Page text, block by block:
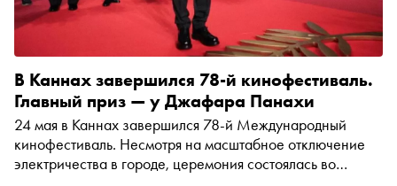
В Каннах завершился 78-й кинофестиваль.
Главный приз — у Джафара Панахи
24 мая в Каннах завершился 78-й Международный
кинофестиваль. Несмотря на масштабное отключение
электричества в городе, церемония состоялась во